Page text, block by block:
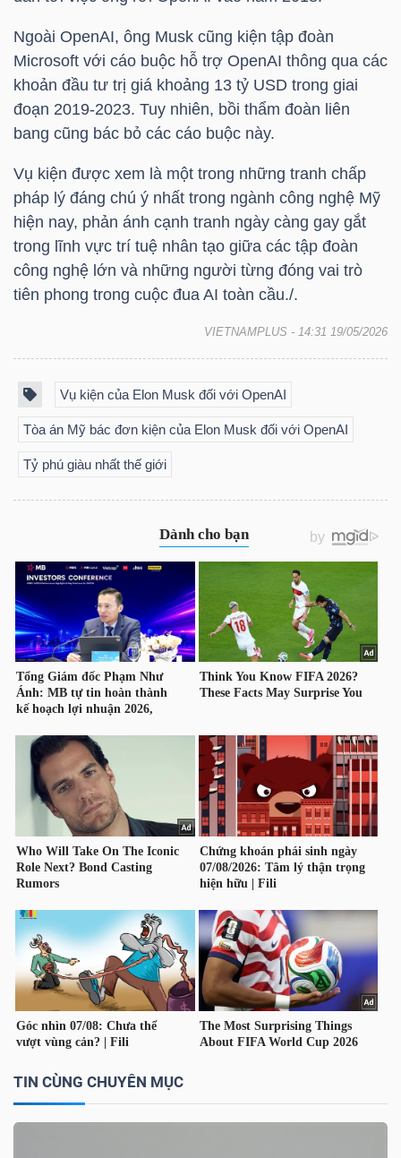
Ngoài OpenAI, ông Musk cũng kiện tập đoàn
Microsoft với cáo buộc hỗ trợ OpenAI thông qua các
khoản đầu tư trị giá khoảng 13 tỷ USD trong giai
đoạn 2019-2023. Tuy nhiên, bồi thẩm đoàn liên
bang cũng bác bỏ các cáo buộc này.
Vụ kiện được xem là một trong những tranh chấp
pháp lý đáng chú ý nhất trong ngành công nghệ Mỹ
hiện nay, phản ánh cạnh tranh ngày càng gay gắt
trong lĩnh vực trí tuệ nhân tạo giữa các tập đoàn
công nghệ lớn và những người từng đóng vai trò
tiên phong trong cuộc đua AI toàn cầu./.
VIETNAMPLUS - 14:31 19/05/2026
Vụ kiện của Elon Musk đối với OpenAI
Tòa án Mỹ bác đơn kiện của Elon Musk đối với OpenAI
Tỷ phú giàu nhất thế giới
TIN CÙNG CHUYÊN MỤC
CÔNG
ĐẦU
TƯ
TRUY
Ngành
NĂNG
LƯỢNG
NGUYÊN
VẬT
LIỆU
CÔNG
NGHIỆP
DÙNG